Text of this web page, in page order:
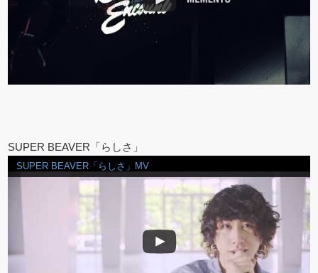
SUPER BEAVER「らしさ」
SUPER BEAVER「らしさ」MV